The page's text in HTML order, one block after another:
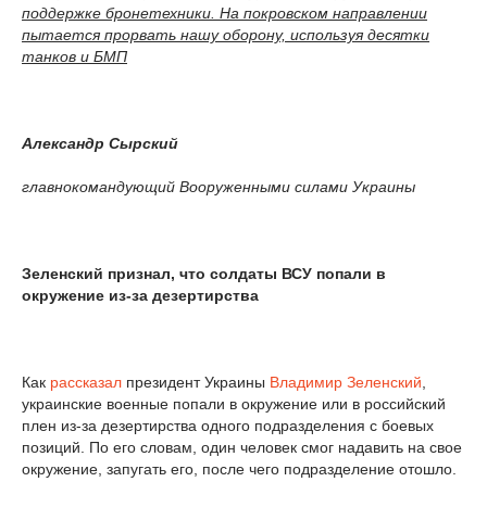
поддержке бронетехники. На покровском направлении
пытается прорвать нашу оборону, используя десятки
танков и БМП
Александр Сырский
главнокомандующий Вооруженными силами Украины
Зеленский признал, что солдаты ВСУ попали в
окружение из-за дезертирства
Как рассказал президент Украины Владимир Зеленский
украинские военные попали в окружение или в российский
плен из-за дезертирства одного подразделения с боевых
позиций. По его словам, один человек смог надавить на свое
окружение, запугать его, после чего подразделение отошло.